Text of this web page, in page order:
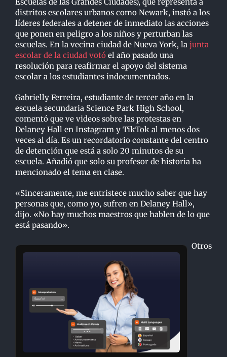
distritos escolares urbanos como Newark, instó a los
líderes federales a detener de inmediato las acciones
que ponen en peligro a los niños y perturban las
escuelas. En la vecina ciudad de Nueva York, la junta
escolar de la ciudad votóel año pasado una
resolución para reafirmar el apoyo del sistema
escolar a los estudiantes indocumentados.
Gabrielly Ferreira, estudiante de tercer año en la
escuela secundaria Science Park High School,
comentó que ve videos sobre las protestas en
Delaney Hall en Instagram y TikTok al menos dos
veces al día. Es un recordatorio constante del centro
de detención que está a solo 20 minutos de su
escuela. Añadió que solo su profesor de historia ha
mencionado el tema en clase.
«Sinceramente, me entristece mucho saber que hay
personas que, como yo, sufren en Delaney Hall»,
dijo. «No hay muchos maestros que hablen de lo que
está pasando».
Otros